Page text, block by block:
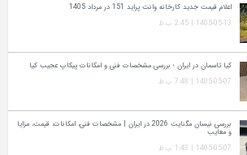
اعلام قیمت جدید کارخانه وانت پراید 151 در مرداد 1405
1405-05-13 | 2:45 ب.ظ
کیا تاسمان در ایران ؛ بررسی مشخصات فنی و امکانات پیکاپ عجیب کیا
1405-05-07 | 7:48 ب.ظ
بررسی نیسان مگنایت 2026 در ایران | مشخصات فنی، امکانات، قیمت، مزایا
و معایب
1405-05-07 | 1:43 ب.ظ